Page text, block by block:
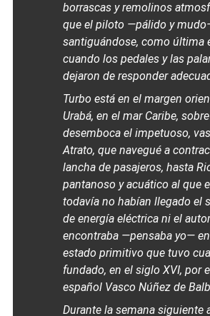
borrascas y remolinos
que el piloto —pálido y
santiguándose, como última
cuando los pedales y las
dejaron de responder
Turbo está en el margen
Urabá, en el mar Caribe,
desemboca el impetuoso,
Atrato, que navegué a
lancha de pasajeros, hasta
pantanoso y acuático al que
todavía no habían llegado el
de energía eléctrica ni el
encontraba —pensaba yo—
estado primitivo que tuvo
fundado, en el siglo XVI, por
español Vasco Núñez de
Durante la semana siguiente